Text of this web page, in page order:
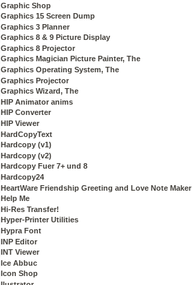
Graphic Shop
Graphics 15 Screen Dump
Graphics 3 Planner
Graphics 8 & 9 Picture Display
Graphics 8 Projector
Graphics Magician Picture Painter, The
Graphics Operating System, The
Graphics Projector
Graphics Wizard, The
HIP Animator anims
HIP Converter
HIP Viewer
HardCopyText
Hardcopy (v1)
Hardcopy (v2)
Hardcopy Fuer 7+ und 8
Hardcopy24
HeartWare Friendship Greeting and Love Note Maker
Help Me
Hi-Res Transfer!
Hyper-Printer Utilities
Hypra Font
INP Editor
INT Viewer
Ice Abbuc
Icon Shop